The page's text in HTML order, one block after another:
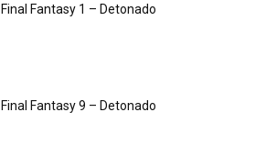
Final Fantasy 1 – Detonado
Final Fantasy 9 – Detonado